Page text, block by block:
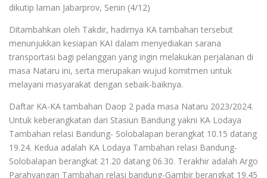
dikutip laman Jabarprov, Senin (4/12)
Ditambahkan oleh Takdir, hadirnya KA tambahan tersebut
menunjukkan kesiapan KAI dalam menyediakan sarana
transportasi bagi pelanggan yang ingin melakukan perjalanan di
masa Nataru ini, serta merupakan wujud komitmen untuk
melayani masyarakat dengan sebaik-baiknya.
Daftar KA-KA tambahan Daop 2 pada masa Nataru 2023/2024.
Untuk keberangkatan dari Stasiun Bandung yakni KA Lodaya
Tambahan relasi Bandung- Solobalapan berangkat 10.15 datang
19.24. Kedua adalah KA Lodaya Tambahan relasi Bandung-
Solobalapan berangkat 21.20 datang 06.30. Terakhir adalah Argo
Parahyangan Tambahan relasi bandung-Gambir berangkat 19.45